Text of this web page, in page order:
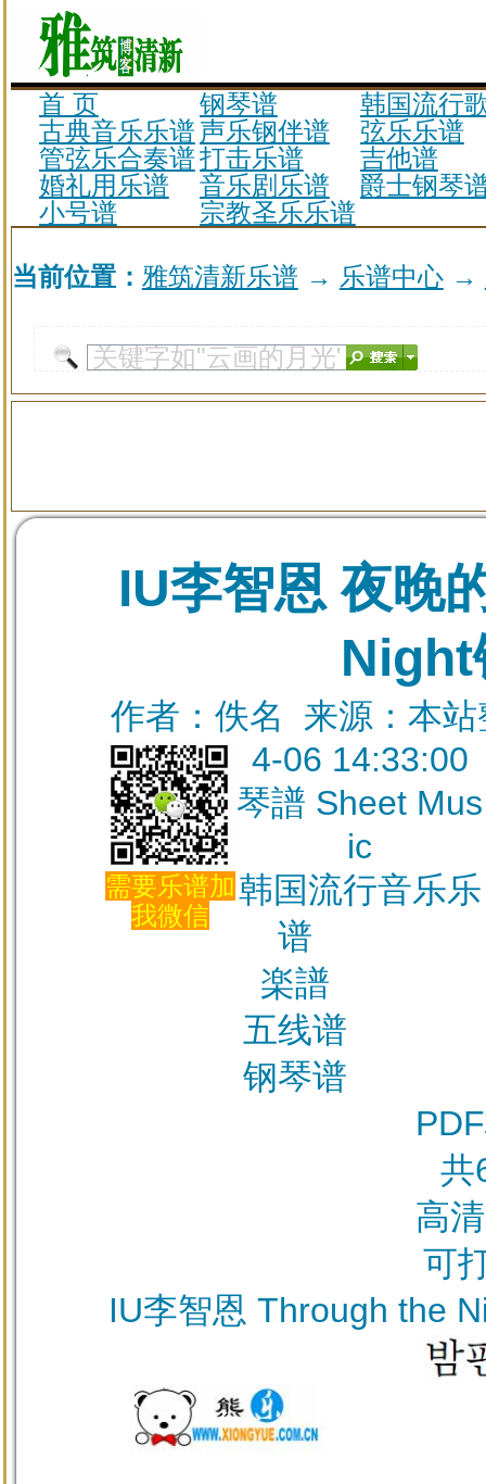
首 页 钢琴谱
韩国流行
古典音乐乐谱 声乐钢伴谱
弦乐乐谱
管弦乐合奏谱打击乐谱
吉他谱
婚礼用乐谱
音乐剧乐谱
爵士钢琴
小号谱
宗教圣乐乐谱
当前位置： 雅筑清新乐谱 → 乐谱中心→
IU李智恩 夜晚
Night
作者：佚名 来源：本
4-06 14:33:00
需要乐谱加
我微信
琴譜 Sheet Mus
ic
韩国流行音乐乐
谱
楽譜
五线谱
钢琴谱
共
高
可
IU李智恩 Through the